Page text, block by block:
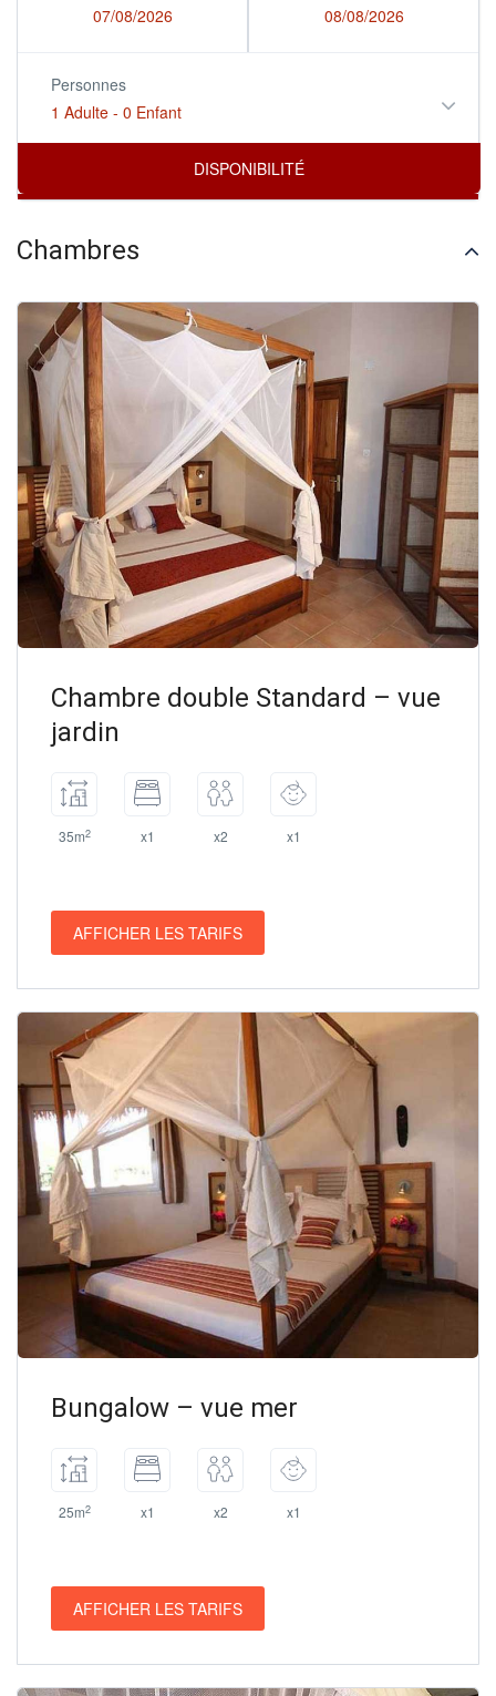
07/08/2026
08/08/2026
Personnes
1 Adulte - 0 Enfant
Chambres
Chambre double Standard – vue
jardin
35m2 x1 x2 x1
AFFICHER LES TARIFS
Bungalow – vue mer
25m2 x1 x2 x1
AFFICHER LES TARIFS